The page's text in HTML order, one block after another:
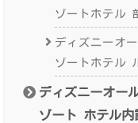
ゾートホテル
ディズニーオ
ゾートホテル
ディズニーオー
ゾート ホテル内